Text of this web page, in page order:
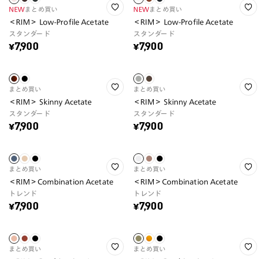
NEWまとめ買い
＜RIM＞ Low-Profile Acetate
スタンダード
¥7,900
NEWまとめ買い
＜RIM＞ Low-Profile Acetate
スタンダード
¥7,900
まとめ買い
＜RIM＞ Skinny Acetate
スタンダード
¥7,900
まとめ買い
＜RIM＞ Skinny Acetate
スタンダード
¥7,900
まとめ買い
＜RIM＞Combination Acetate
トレンド
¥7,900
まとめ買い
＜RIM＞Combination Acetate
トレンド
¥7,900
まとめ買い まとめ買い